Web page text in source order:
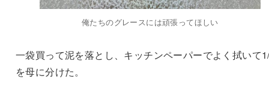
俺たちのグレースには頑張ってほしい
一袋買って泥を落とし、キッチンペーパーでよく拭いて
を母に分けた。